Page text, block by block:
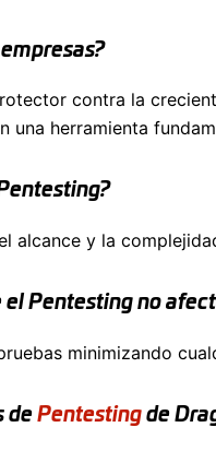
contra la
una herramienta
alcance y la
el Pentesting no
minimizando
de Pentesting de